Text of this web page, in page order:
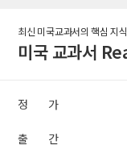
최신 미국교과서의 핵심 지
미국 교과서
정 가
출 간